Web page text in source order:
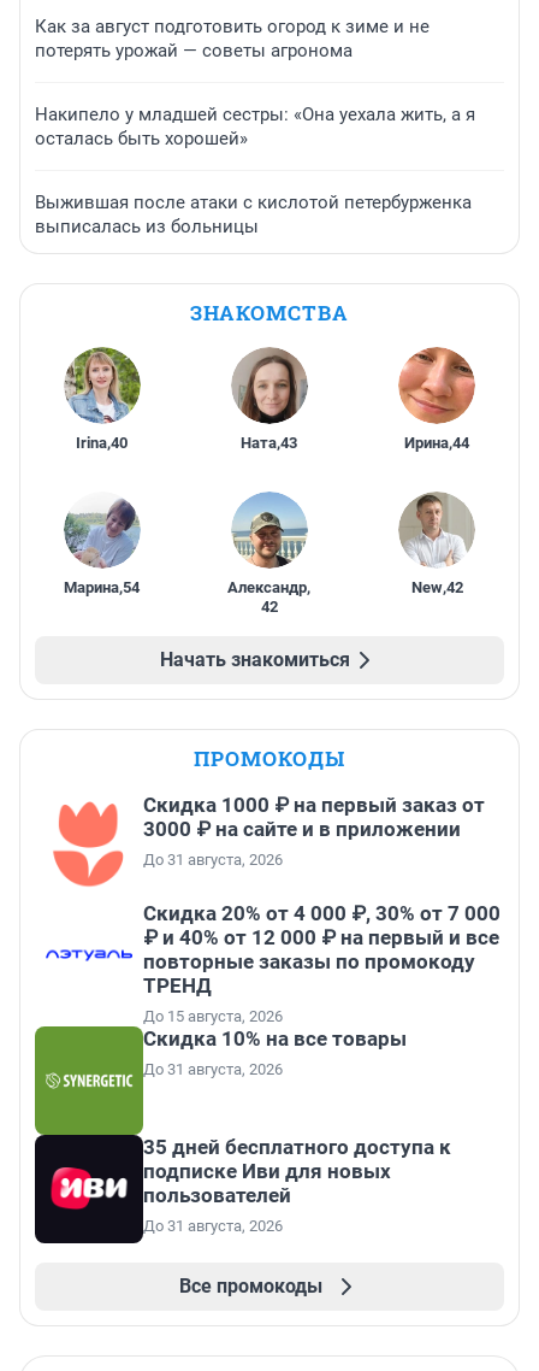
Как за август подготовить огород к зиме и не
потерять урожай — советы агронома
Накипело у младшей сестры: «Она уехала жить, а я
осталась быть хорошей»
Выжившая после атаки с кислотой петербурженка
выписалась из больницы
ЗНАКОМСТВА
Irina,40 Ната,43 Ирина,44
Марина,54 Александр,
42
New,42
Начать знакомиться
ПРОМОКОДЫ
Скидка 1000 ₽ на первый заказ от
3000 ₽ на сайте и в приложении
До 31 августа, 2026
Скидка 20% от 4 000 ₽, 30% от 7 000
₽ и 40% от 12 000 ₽ на первый и все
повторные заказы по промокоду
ТРЕНД
До 15 августа, 2026
Скидка 10% на все товары
До 31 августа, 2026
35 дней бесплатного доступа к
подписке Иви для новых
пользователей
До 31 августа, 2026
Все промокоды